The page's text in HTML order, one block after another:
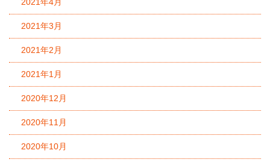
2021年3月
2021年2月
2021年1月
2020年12月
2020年11月
2020年10月